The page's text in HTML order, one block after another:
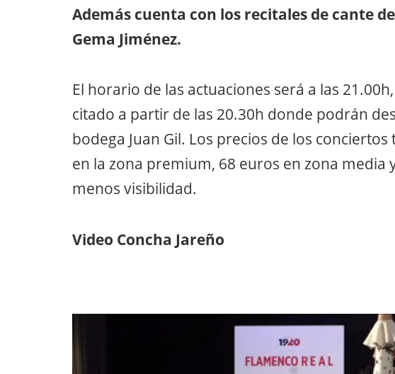
Además cuenta con los recitales de cante de
Gema Jiménez.
El horario de las actuaciones será a las
citado a partir de las 20.30h donde podrán
bodega Juan Gil. Los precios de los
en la zona premium, 68 euros en zona media
menos visibilidad.
Video Concha Jareño